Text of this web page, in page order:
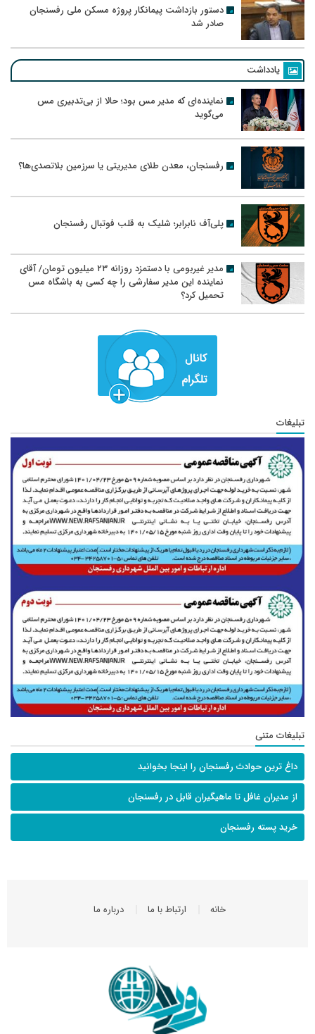
دستور بازداشت پیمانکار پروژه مسکن ملی رفسنجان
صادر شد
یادداشت
نماینده‌ای که مدیر مس بود؛ حالا از بی‌تدبیری مس
می‌گوید
رفسنجان، معدن طلای مدیریتی یا سرزمین بلاتصدی‌ها؟
پلی‌آف نابرابر؛ شلیک به قلب فوتبال رفسنجان
مدیر غیربومی با دستمزد روزانه ۲۳ میلیون تومان/ آقای
نماینده این مدیر سفارشی را چه کسی به باشگاه مس
تحمیل کرد؟
تبلیغات
تبلیغات متنی
داغ ترین حوادث رفسنجان را اینجا بخوانید
از مدیران غافل تا ماهیگیران قابل در رفسنجان
خرید پسته رفسنجان
خانه ارتباط با ما درباره ما